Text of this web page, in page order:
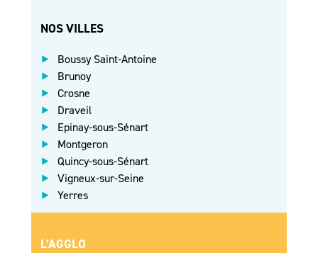
NOS VILLES
Boussy Saint-Antoine
Brunoy
Crosne
Draveil
Epinay-sous-Sénart
Montgeron
Quincy-sous-Sénart
Vigneux-sur-Seine
Yerres
L’AGGLO